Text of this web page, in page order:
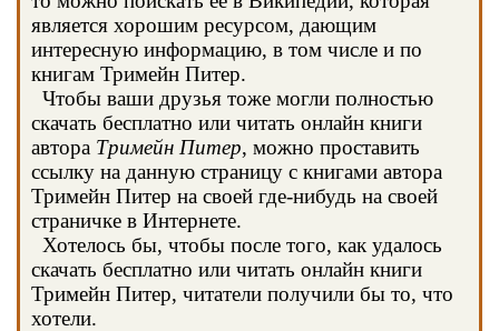
является хорошим ресурсом, дающим
интересную информацию, в том числе и по
книгам Тримейн Питер.
Чтобы ваши друзья тоже могли полностью
скачать бесплатно или читать онлайн книги
автора Тримейн Питер, можно проставить
ссылку на данную страницу с книгами автора
Тримейн Питер на своей где-нибудь на своей
страничке в Интернете.
Хотелось бы, чтобы после того, как удалось
скачать бесплатно или читать онлайн книги
Тримейн Питер, читатели получили бы то, что
хотели.